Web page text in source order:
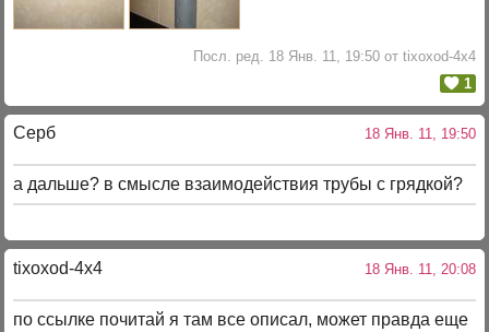
Посл. ред. 18 Янв. 11, 19:50 от tixoxod-4x4
1
Серб 18 Янв. 11, 19:50
а дальше? в смысле взаимодействия трубы с грядкой?
tixoxod-4x4 18 Янв. 11, 20:08
по ссылке почитай я там все описал, может правда еще